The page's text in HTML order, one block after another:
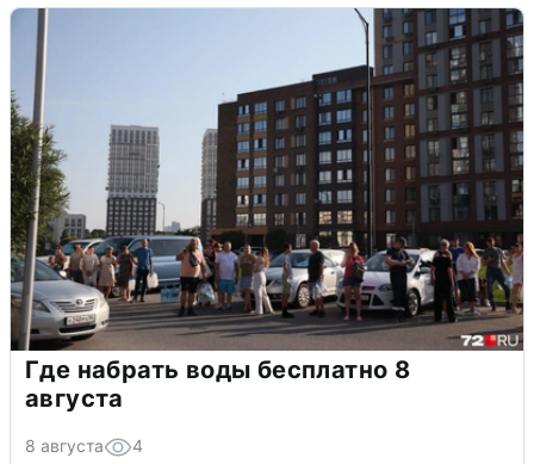
Где набрать воды бесплатно 8
августа
8 августа 4